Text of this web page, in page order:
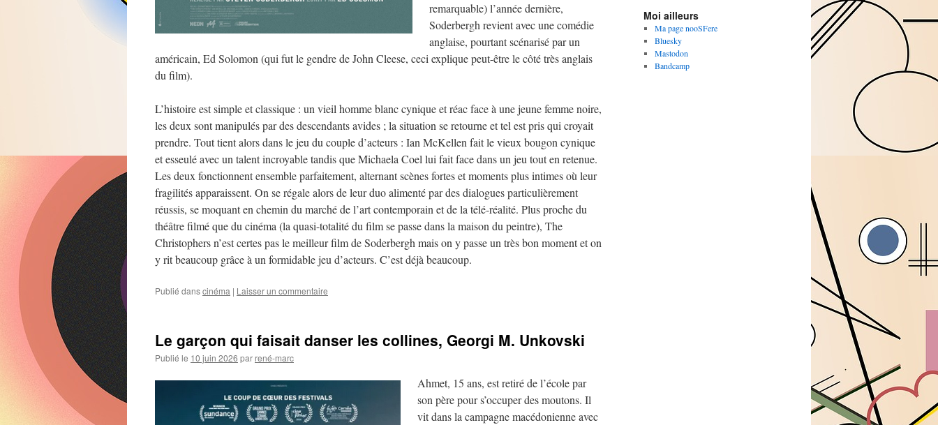
remarquable) l’année dernière,
Soderbergh revient avec une comédie
anglaise, pourtant scénarisé par un
américain, Ed Solomon (qui fut le gendre de John Cleese, ceci explique peut-être le côté très anglais
du film).
L’histoire est simple et classique : un vieil homme blanc cynique et réac face à une jeune femme noire,
les deux sont manipulés par des descendants avides ; la situation se retourne et tel est pris qui croyait
prendre. Tout tient alors dans le jeu du couple d’acteurs : Ian McKellen fait le vieux bougon cynique
et esseulé avec un talent incroyable tandis que Michaela Coel lui fait face dans un jeu tout en retenue.
Les deux fonctionnent ensemble parfaitement, alternant scènes fortes et moments plus intimes où leur
fragilités apparaissent. On se régale alors de leur duo alimenté par des dialogues particulièrement
réussis, se moquant en chemin du marché de l’art contemporain et de la télé-réalité. Plus proche du
théâtre filmé que du cinéma (la quasi-totalité du film se passe dans la maison du peintre), The
Christophers n’est certes pas le meilleur film de Soderbergh mais on y passe un très bon moment et on
y rit beaucoup grâce à un formidable jeu d’acteurs. C’est déjà beaucoup.
Publié danscinéma | Laisser un commentaire
Le garçon qui faisait danser les collines, Georgi M. Unkovski
Publié le 10 juin 2026 par rené-marc
Ahmet, 15 ans, est retiré de l’école par
son père pour s’occuper des moutons. Il
vit dans la campagne macédonienne avec
Moi ailleurs
Ma page nooSFere
Bluesky
Mastodon
Bandcamp